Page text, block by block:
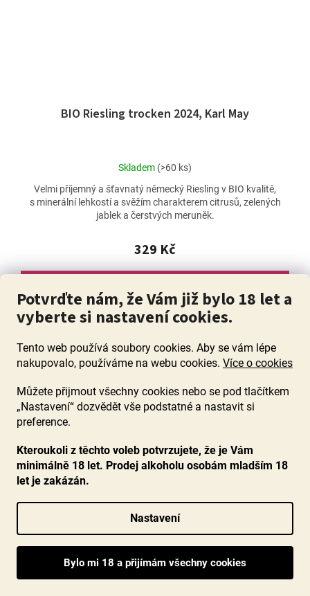
Potvrďte nám, že Vám již bylo 18 let a
vyberte si nastavení cookies.
Tento web používá soubory cookies. Aby se vám lépe
nakupovalo, používáme na webu cookies. Více o cookies
Můžete přijmout všechny cookies nebo se pod tlačítkem
„Nastavení“ dozvědět vše podstatné a nastavit si
preference.
Kteroukoli z těchto voleb potvrzujete, že je Vám
minimálně 18 let. Prodej alkoholu osobám mladším 18
let je zakázán.
Nastavení
BIO Riesling trocken 2024, Karl May
Průměrné
produktu
je
5,0
5
hvězdiček.
Skladem (>60 ks)
329 Kč
Velmi příjemný a šťavnatý německý Riesling v BIO kvalitě,
s minerální lehkostí a svěžím charakterem citrusů, zelených
jablek a čerstvých meruněk.
Riesling Erdener Herrenberg Kabinett feinherb
2022, Lotz, Mosel, polosuché
Průměrné
Skladem(38 ks)